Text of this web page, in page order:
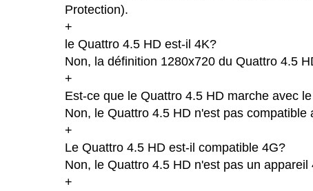
Protection).
+
le Quattro 4.5 HD est-il 4K?
Non, la définition 1280x720 du Quattro 4.5
+
Est-ce que le Quattro 4.5 HD marche avec
Non, le Quattro 4.5 HD n'est pas compatible
+
Le Quattro 4.5 HD est-il compatible 4G?
Non, le Quattro 4.5 HD n'est pas un appareil
+